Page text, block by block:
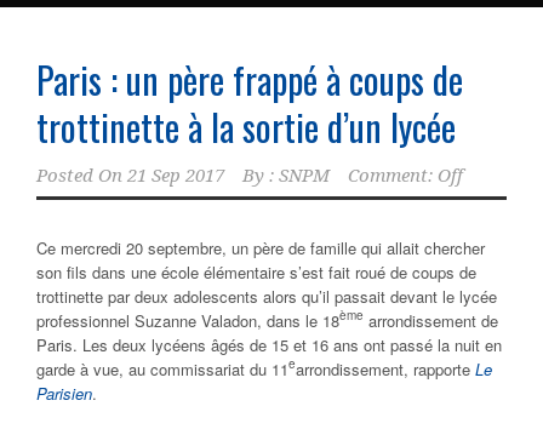
Paris : un père frappé à coups de
trottinette à la sortie d’un lycée
Posted On 21 Sep 2017 By : SNPM Comment: Off
Ce mercredi 20 septembre, un père de famille qui allait chercher
son fils dans une école élémentaire s’est fait roué de coups de
trottinette par deux adolescents alors qu’il passait devant le lycée
professionnel Suzanne Valadon, dans le 18ème arrondissement de
Paris. Les deux lycéens âgés de 15 et 16 ans ont passé la nuit en
garde à vue, au commissariat du 11earrondissement, rapporte Le
Parisien.